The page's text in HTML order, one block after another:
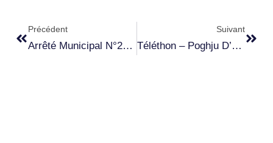
Précédent
Arrêté Municipal N°2024-03 Circulation Sur D80
Suivant
Téléthon – Poghju D’Oletta – 16 Novembre 2024